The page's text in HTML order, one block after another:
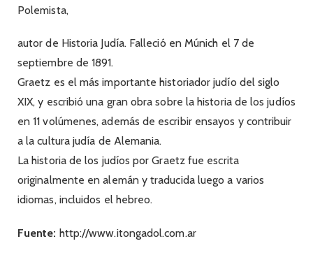
Polemista,
autor de Historia Judía. Falleció en Múnich el 7 de
septiembre de 1891.
Graetz es el más importante historiador judío del siglo
XIX, y escribió una gran obra sobre la historia de los judíos
en 11 volúmenes, además de escribir ensayos y contribuir
a la cultura judía de Alemania.
La historia de los judíos por Graetz fue escrita
originalmente en alemán y traducida luego a varios
idiomas, incluidos el hebreo.
Fuente: http://www.itongadol.com.ar